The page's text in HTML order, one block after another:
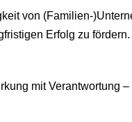
von (Familien-
Erfolg zu fördern.
mit Verantwortung